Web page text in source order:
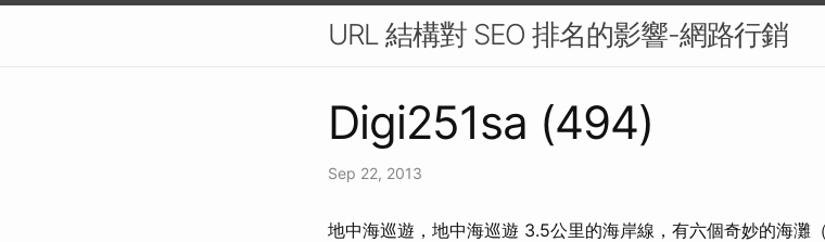
URL 結構對 SEO 排名的影響-網路行銷
Digi251sa (494)
Sep 22, 2013
地中海巡遊，地中海巡遊 3.5公里的海岸線，有六個奇妙的海灘